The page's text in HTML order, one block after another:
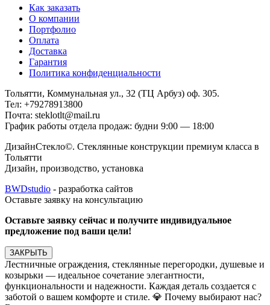
Как заказать
О компании
Портфолио
Оплата
Доставка
Гарантия
Политика конфиденциальности
Тольятти, Коммунальная ул., 32 (ТЦ Арбуз) оф. 305.
Тел: +79278913800
Почта: steklotlt@mail.ru
График работы отдела продаж: будни 9:00 — 18:00
ДизайнСтекло©. Стеклянные конструкции премиум класса в
Тольятти
Дизайн, производство, установка
BWDstudio - разработка сайтов
Оставьте заявку на консультацию
Оставьте заявку сейчас и получите индивидуальное
предложение под ваши цели!
ЗАКРЫТЬ
Лестничные ограждения, стеклянные перегородки, душевые и
козырьки — идеальное сочетание элегантности,
функциональности и надежности. Каждая деталь создается с
заботой о вашем комфорте и стиле. 💎 Почему выбирают нас?